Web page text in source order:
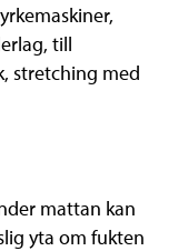
till
stretching med
mattan kan
yta om fukten